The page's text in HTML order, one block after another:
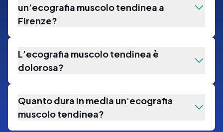
un’ecografia muscolo tendinea a
Firenze?
L’ecografia muscolo tendinea è
dolorosa?
Quanto dura in media un'ecografia
muscolo tendinea?